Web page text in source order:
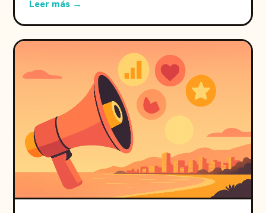
Leer más →